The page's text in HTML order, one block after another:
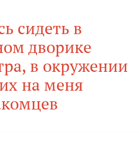
сидеть в
дворике
в окружении
на меня